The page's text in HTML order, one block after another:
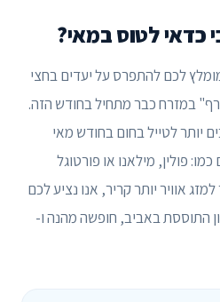
כדאי לטוס במאי?
לכם להתפרס על יעדים בחצי
במזרח כבר מתחיל בחודש הזה.
יותר לטייל בחום בחודש מאי
פולין, מילאנו או פורטוגל
אוויר יותר קריר, אנו נציע לכם
התוססת באביב, חופשה מהנה ו-